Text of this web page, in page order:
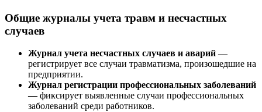
Общие журналы учета травм и несчастных
случаев
Журнал учета несчастных случаев и аварий —
регистрирует все случаи травматизма, произошедшие на
предприятии.
Журнал регистрации профессиональных заболеваний
— фиксирует выявленные случаи профессиональных
заболеваний среди работников.